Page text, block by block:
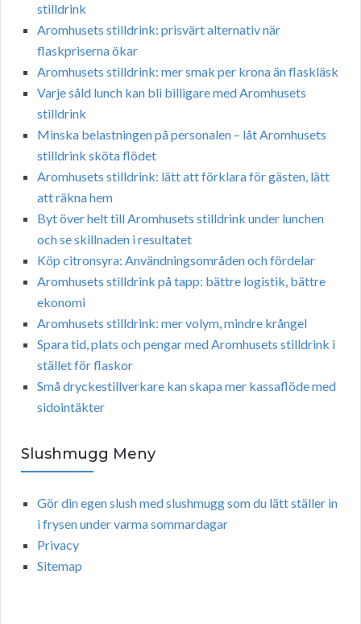
stilldrink
Aromhusets stilldrink: prisvärt alternativ när
flaskpriserna ökar
Aromhusets stilldrink: mer smak per krona än flaskläsk
Varje såld lunch kan bli billigare med Aromhusets
stilldrink
Minska belastningen på personalen – låt Aromhusets
stilldrink sköta flödet
Aromhusets stilldrink: lätt att förklara för gästen, lätt
att räkna hem
Byt över helt till Aromhusets stilldrink under lunchen
och se skillnaden i resultatet
Köp citronsyra: Användningsområden och fördelar
Aromhusets stilldrink på tapp: bättre logistik, bättre
ekonomi
Aromhusets stilldrink: mer volym, mindre krångel
Spara tid, plats och pengar med Aromhusets stilldrink i
stället för flaskor
Små dryckestillverkare kan skapa mer kassaflöde med
sidointäkter
Slushmugg Meny
Gör din egen slush med slushmugg som du lätt ställer in
i frysen under varma sommardagar
Privacy
Sitemap